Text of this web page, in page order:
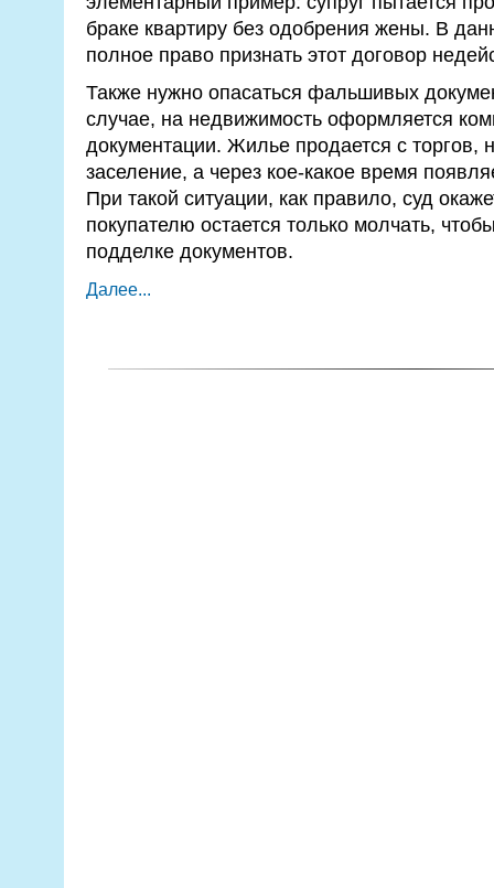
браке квартиру без одобрения жены. В
полное право признать этот договор
Также нужно опасаться фальшивых
случае, на недвижимость оформляется
документации. Жилье продается с торгов,
заселение, а через кое-какое время
При такой ситуации, как правило, суд
покупателю остается только молчать,
подделке документов.
Далее...